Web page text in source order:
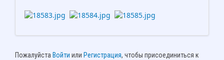
Пожалуйста Войти или Регистрация, чтобы присоединиться к